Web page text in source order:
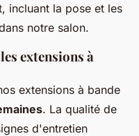
incluant la pose et les
notre salon.
extensions à
extensions à bande
. La qualité de
d'entretien